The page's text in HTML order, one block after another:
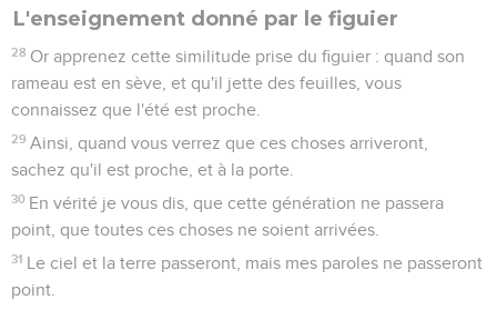
L'enseignement donné par le figuier
28 Or apprenez cette similitude prise du figuier : quand son
rameau est en sève, et qu'il jette des feuilles, vous
connaissez que l'été est proche.
29 Ainsi, quand vous verrez que ces choses arriveront,
sachez qu'il est proche, et à la porte.
30 En vérité je vous dis, que cette génération ne passera
point, que toutes ces choses ne soient arrivées.
31 Le ciel et la terre passeront, mais mes paroles ne passeront
point.